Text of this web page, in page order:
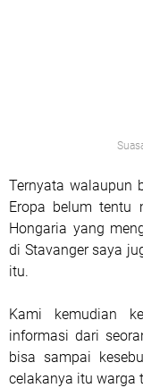
Ternyata walaupun
Eropa belum tentu
Hongaria yang
di Stavanger saya
itu.
Kami kemudian
informasi dari
bisa sampai
celakanya itu warga